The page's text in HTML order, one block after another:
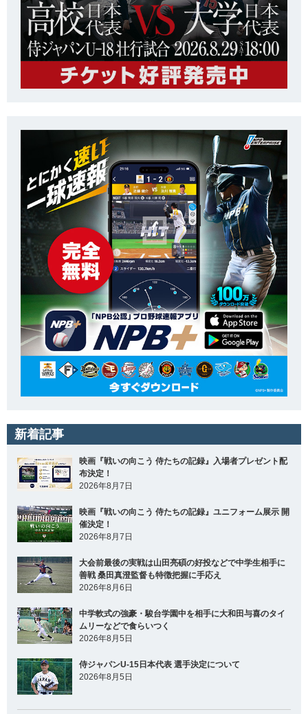
新着記事
映画『戦いの向こう 侍たちの記録』入場者プレゼント配
布決定！
2026年8月7日
映画『戦いの向こう 侍たちの記録』ユニフォーム展示 開
催決定！
2026年8月7日
大会前最後の実戦は山田亮碩の好投などで中学生相手に
善戦 桑田真澄監督も特徴把握に手応え
2026年8月6日
中学軟式の強豪・駿台学園中を相手に大和田与喜のタイ
ムリーなどで食らいつく
2026年8月5日
侍ジャパンU-15日本代表 選手決定について
2026年8月5日